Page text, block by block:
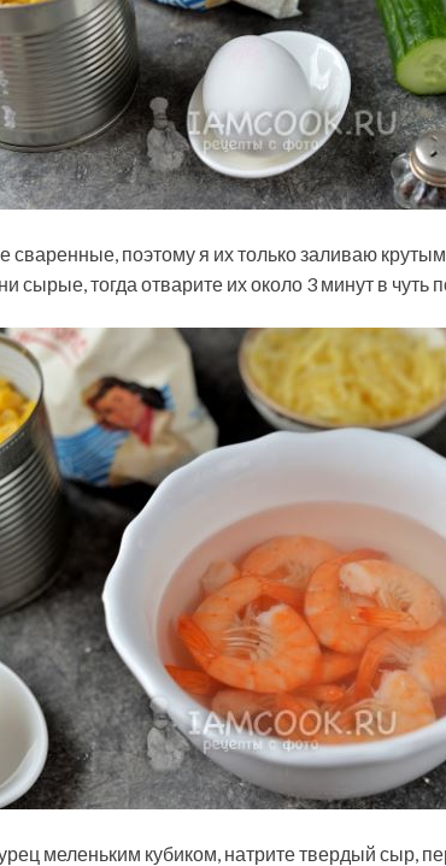
сваренные, поэтому я их только заливаю
сырые, тогда отварите их около 3 минут в чуть
меленьким кубиком, натрите твердый сыр,